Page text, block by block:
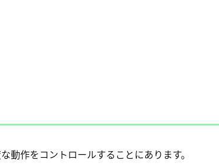
作をコントロールすることにあります。